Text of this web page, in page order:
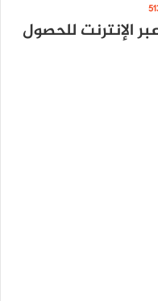
الإنترنت للحصول